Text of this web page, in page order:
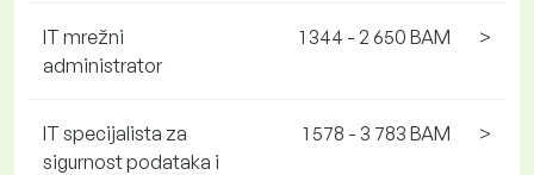
IT mrežni
administrator
1 344 - 2 650 BAM >
IT specijalista za
sigurnost podataka i
1 578 - 3 783 BAM >